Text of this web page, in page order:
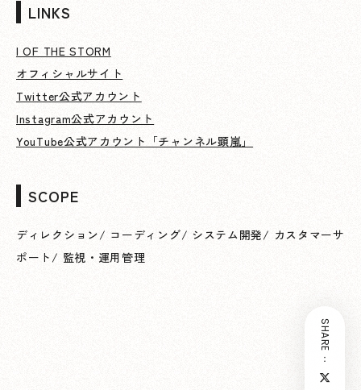
SHARE：
LINKS
I OF THE STORM
オフィシャルサイト
Twitter公式アカウント
Instagram公式アカウント
YouTube公式アカウント「チャンネル顕嵐」
SCOPE
ディレクション/ コーディング/ システム開発/ カスタマーサ
ポート / 監視・運用管理